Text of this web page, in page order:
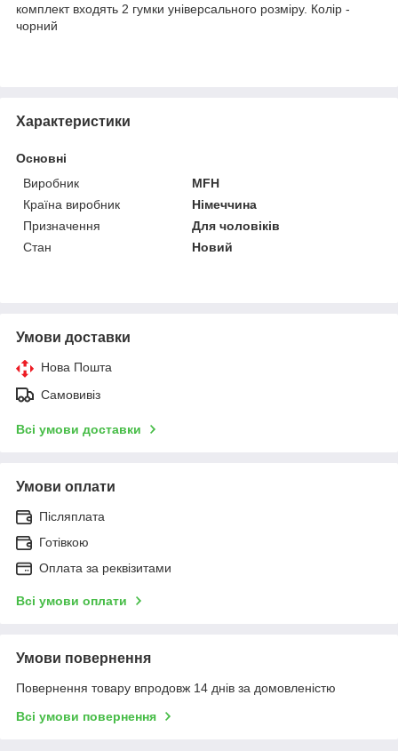
комплект входять 2 гумки універсального розміру. Колір -
чорний
Характеристики
Основні
Виробник
MFH
Країна виробник
Німеччина
Призначення
Для чоловіків
Стан
Новий
Умови доставки
Нова Пошта
Самовивіз
Всі умови доставки
Умови оплати
Післяплата
Готівкою
Оплата за реквізитами
Всі умови оплати
Умови повернення
Повернення товару впродовж 14 днів за домовленістю
Всі умови повернення